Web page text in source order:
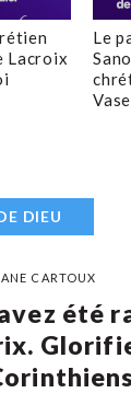
Lacroix
Le
DIEU
CARTOUX
été